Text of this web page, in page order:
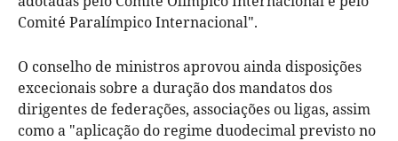
Comité Paralímpico Internacional".
O conselho de ministros aprovou ainda disposições
excecionais sobre a duração dos mandatos dos
dirigentes de federações, associações ou ligas, assim
como a "aplicação do regime duodecimal previsto no